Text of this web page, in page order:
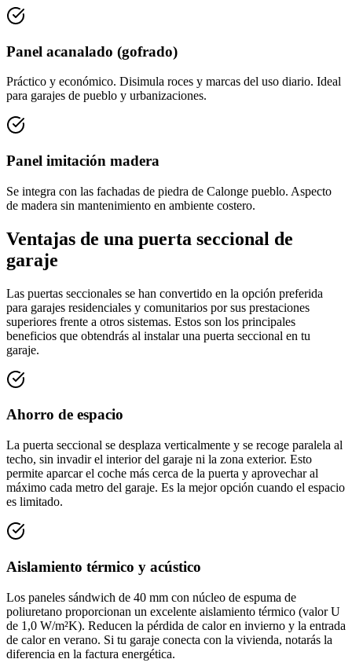
Panel acanalado (gofrado)
Práctico y económico. Disimula roces y marcas del uso diario. Ideal
para garajes de pueblo y urbanizaciones.
Panel imitación madera
Se integra con las fachadas de piedra de Calonge pueblo. Aspecto
de madera sin mantenimiento en ambiente costero.
Ventajas de una puerta seccional de
garaje
Las puertas seccionales se han convertido en la opción preferida
para garajes residenciales y comunitarios por sus prestaciones
superiores frente a otros sistemas. Estos son los principales
beneficios que obtendrás al instalar una puerta seccional en tu
garaje.
Ahorro de espacio
La puerta seccional se desplaza verticalmente y se recoge paralela al
techo, sin invadir el interior del garaje ni la zona exterior. Esto
permite aparcar el coche más cerca de la puerta y aprovechar al
máximo cada metro del garaje. Es la mejor opción cuando el espacio
es limitado.
Aislamiento térmico y acústico
Los paneles sándwich de 40 mm con núcleo de espuma de
poliuretano proporcionan un excelente aislamiento térmico (valor U
de 1,0 W/m²K). Reducen la pérdida de calor en invierno y la entrada
de calor en verano. Si tu garaje conecta con la vivienda, notarás la
diferencia en la factura energética.